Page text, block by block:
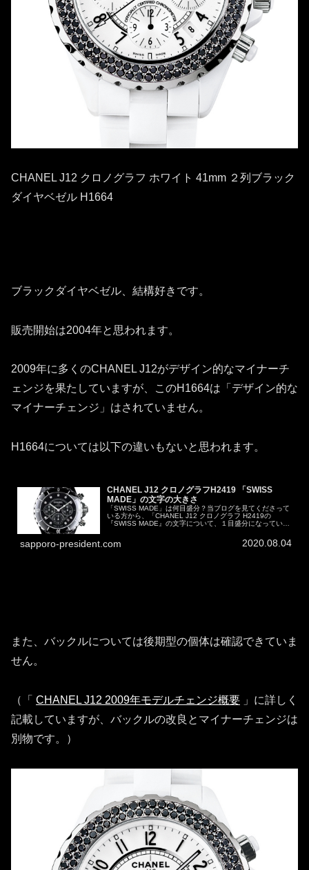
CHANEL J12 クロノグラフ ホワイト 41mm ２列ブラック
ダイヤベゼル H1664
ブラックダイヤベゼル、結構好きです。
販売開始は2004年と思われます。
2009年に多くのCHANEL J12がデザイン的なマイナーチ
ェンジを果たしていますが、このH1664は「デザイン的な
マイナーチェンジ」はされていません。
H1664については以下の違いもないと思われます。
CHANEL J12 クロノグラフH2419 「SWISS
MADE」の文字の大きさ
「SWISS MADE」は何目盛分？当ブログを見てくださって
いる方から、「CHANEL J12 クロノグラフ H2419の
『SWISS MADE』の文字について、１目盛分になっている
sapporo-president.com 2020.08.04
また、バックルについては後期型の個体は確認できていま
せん。
（「 CHANEL J12 2009年モデルチェンジ概要 」に詳しく
記載していますが、バックルの改良とマイナーチェンジは
別物です。）